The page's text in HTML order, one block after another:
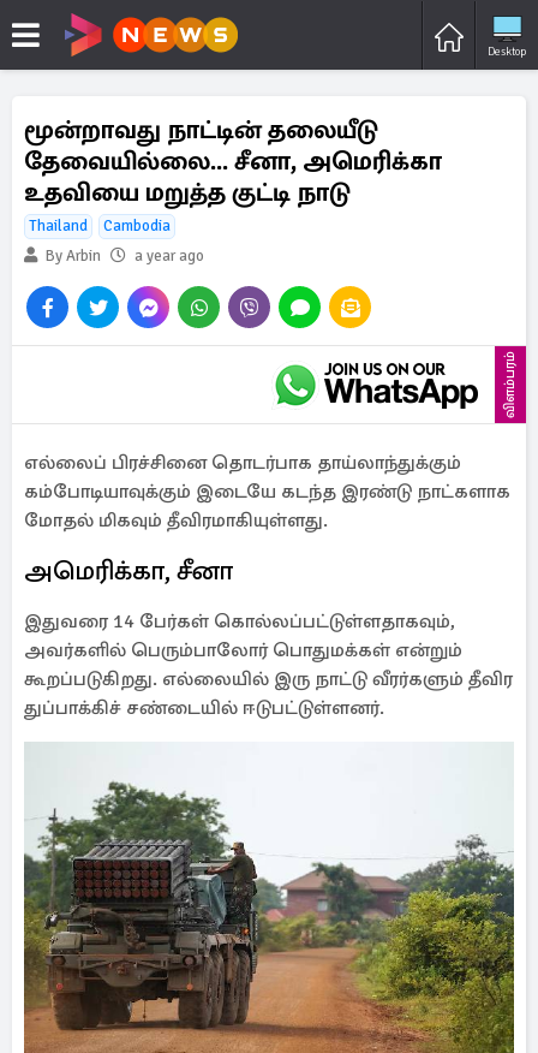
Desktop
மூன்றாவது நாட்டின் தலையீடு
தேவையில்லை... சீனா, அமெரிக்கா
உதவியை மறுத்த குட்டி நாடு
Thailand
Cambodia
By Arbin
a year ago
விளம்பரம்
எல்லைப் பிரச்சினை தொடர்பாக தாய்லாந்துக்கும்
கம்போடியாவுக்கும் இடையே கடந்த இரண்டு நாட்களாக
மோதல் மிகவும் தீவிரமாகியுள்ளது.
அமெரிக்கா, சீனா
இதுவரை 14 பேர்கள் கொல்லப்பட்டுள்ளதாகவும்,
அவர்களில் பெரும்பாலோர் பொதுமக்கள் என்றும்
கூறப்படுகிறது. எல்லையில் இரு நாட்டு வீரர்களும் தீவிர
துப்பாக்கிச் சண்டையில் ஈடுபட்டுள்ளனர்.